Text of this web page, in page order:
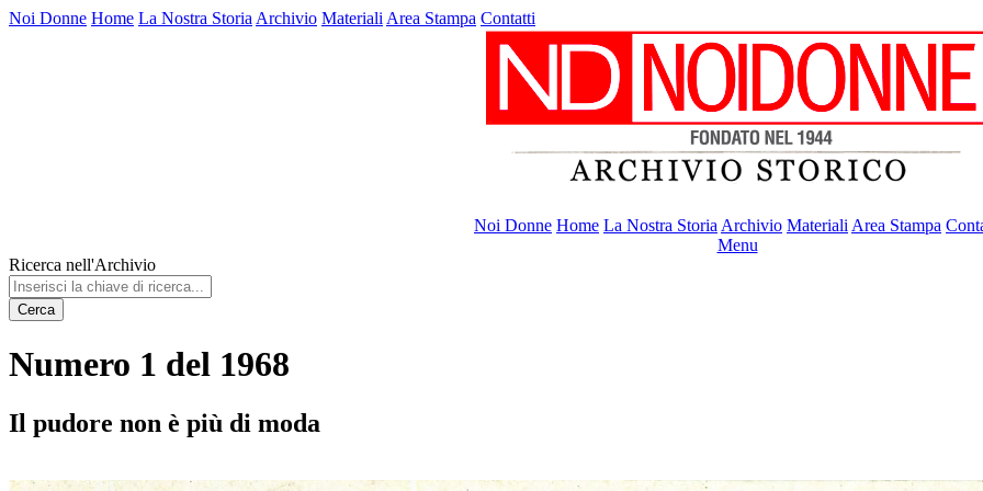
Noi Donne Home La Nostra Storia Archivio Materiali Area Stampa Contatti
Noi Donne Home La Nostra Storia Archivio Materiali Area Stampa
Menu
Ricerca nell'Archivio
Cerca
Numero 1 del 1968
Il pudore non è più di moda